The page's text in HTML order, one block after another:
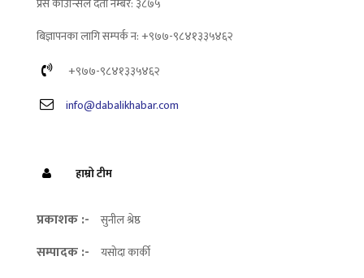
बिज्ञापनका लागि सम्पर्क न: +९७७-९८४१३३५४६२
+९७७-९८४१३३५४६२
info@dabalikhabar.com
हाम्रो टीम
प्रकाशक :- सुनील श्रेष्ठ
सम्पादक :- यसोदा कार्की